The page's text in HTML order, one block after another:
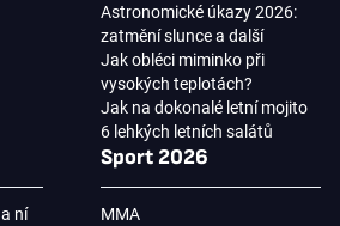
Astronomické úkazy 2026:
zatmění slunce a další
Jak obléci miminko při
vysokých teplotách?
Jak na dokonalé letní mojito
6 lehkých letních salátů
ní
Sport 2026
MMA